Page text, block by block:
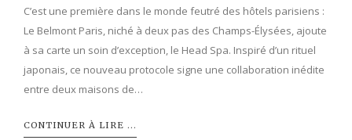
C’est une première dans le monde feutré des hôtels parisiens :
Le Belmont Paris, niché à deux pas des Champs-Élysées, ajoute
à sa carte un soin d’exception, le Head Spa. Inspiré d’un rituel
japonais, ce nouveau protocole signe une collaboration inédite
entre deux maisons de…
CONTINUER À LIRE ...